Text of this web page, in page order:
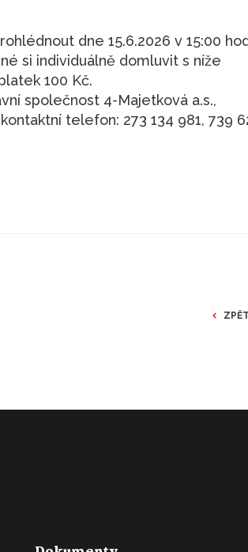
dne 15.6.2026 v 15:00
si individuálně domluvit s níže
100 Kč.
společnost 4-Majetková a.s.,
telefon: 273 134 981, 739